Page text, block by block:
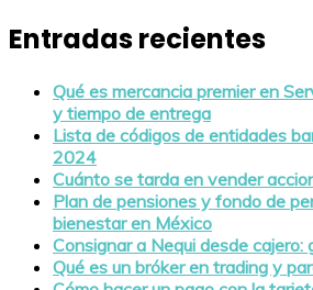
Entradas recientes
Qué es mercancia premier en
y tiempo de entrega
Lista de códigos de entidades
2024
Cuánto se tarda en vender
Plan de pensiones y fondo de
bienestar en México
Consignar a Nequi desde cajero:
Qué es un bróker en trading y